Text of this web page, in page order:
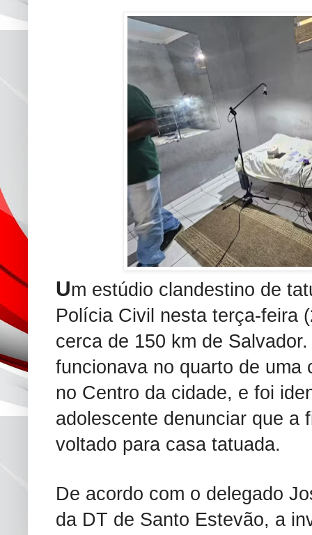
Um estúdio clandestino de
Polícia Civil nesta terça-feira
cerca de 150 km de
funcionava no quarto de uma
no Centro da cidade, e foi
adolescente denunciar que a
voltado para casa tatuada.
De acordo com o delegado
da DT de Santo Estevão, a